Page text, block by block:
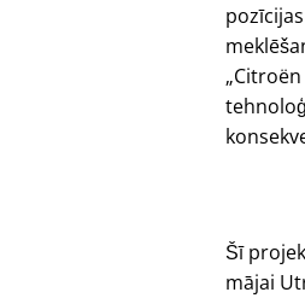
Citroën
Šī
mājai